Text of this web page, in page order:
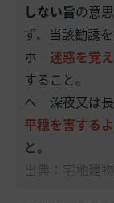
しない旨の意
ず、当該勧誘
ホ 迷惑を覚
すること。
ヘ 深夜又は長
平穏を害する
と。
出典：宅地建